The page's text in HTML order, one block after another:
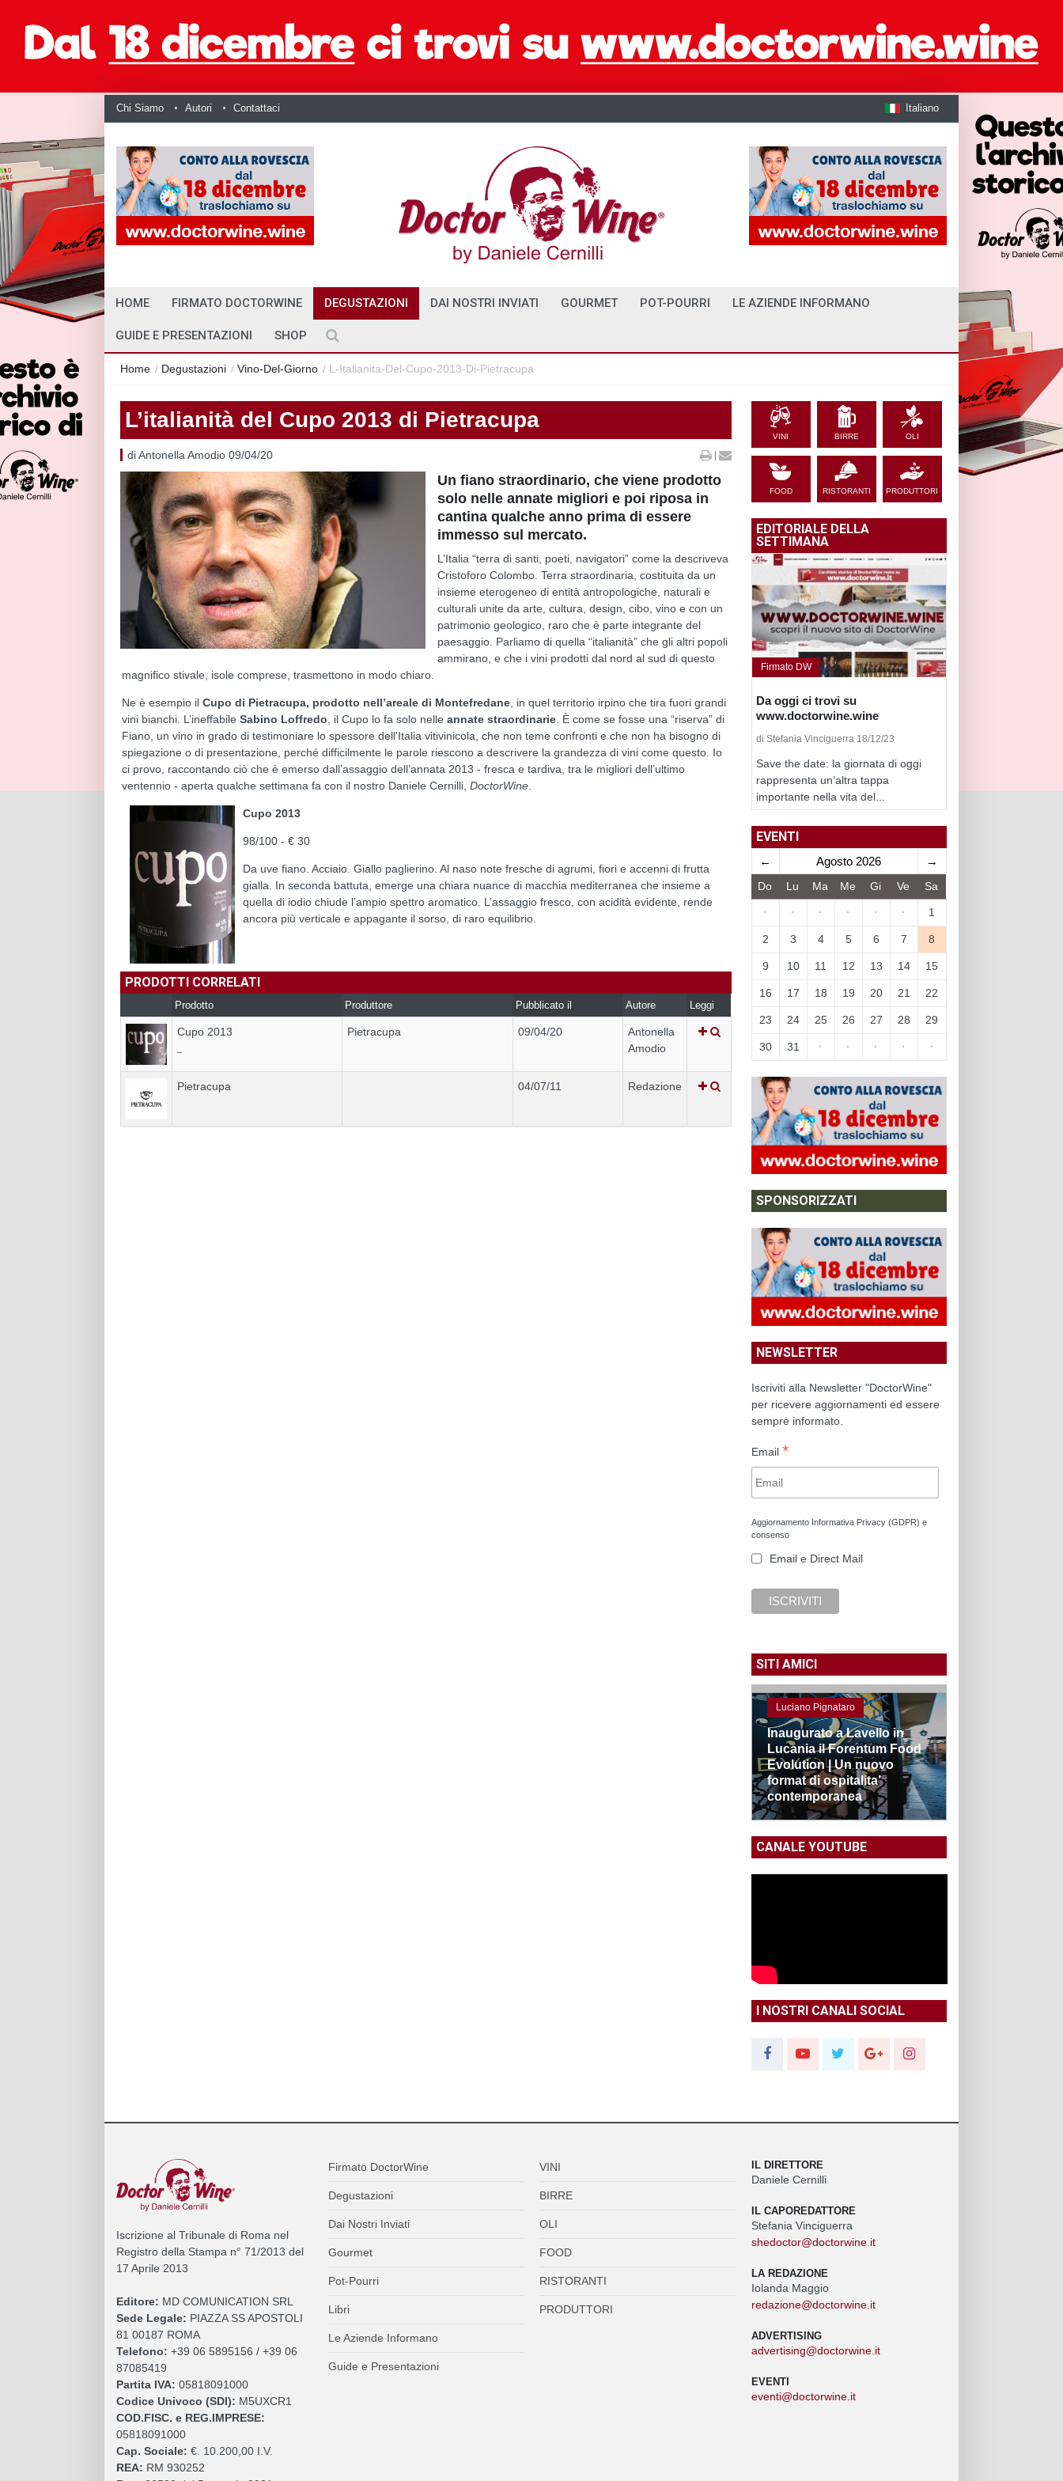
Chi Siamo Autori Contattaci Italiano
HOME FIRMATO DOCTORWINE DEGUSTAZIONI DAI NOSTRI INVIATI GOURMET POT-POURRI LE AZIENDE INFORMANO
GUIDE E PRESENTAZIONI SHOP
Home / Degustazioni / Vino-Del-Giorno / L-Italianita-Del-Cupo-2013-Di-Pietracupa
L’italianità del Cupo 2013 di Pietracupa
di Antonella Amodio 09/04/20 |
Un fiano straordinario, che viene prodotto
solo nelle annate migliori e poi riposa in
cantina qualche anno prima di essere
immesso sul mercato.
L’Italia “terra di santi, poeti, navigatori” come la descriveva
Cristoforo Colombo. Terra straordinaria, costituita da un
insieme eterogeneo di entità antropologiche, naturali e
culturali unite da arte, cultura, design, cibo, vino e con un
patrimonio geologico, raro che è parte integrante del
paesaggio. Parliamo di quella “italianità” che gli altri popoli
ammirano, e che i vini prodotti dal nord al sud di questo
magnifico stivale, isole comprese, trasmettono in modo chiaro.
Ne è esempio il Cupo di Pietracupa, prodotto nell’areale di Montefredane , in quel territorio irpino che tira fuori grandi
vini bianchi. L’ineffabile Sabino Loffredo , il Cupo lo fa solo nelle annate straordinarie . È come se fosse una “riserva” di
Fiano, un vino in grado di testimoniare lo spessore dell'Italia vitivinicola, che non teme confronti e che non ha bisogno di
spiegazione o di presentazione, perché difficilmente le parole riescono a descrivere la grandezza di vini come questo. Io
ci provo, raccontando ciò che è emerso dall’assaggio dell’annata 2013 - fresca e tardiva, tra le migliori dell’ultimo
ventennio - aperta qualche settimana fa con il nostro Daniele Cernilli, DoctorWine
Cupo 2013
98/100 - € 30
Da uve fiano. Acciaio. Giallo paglierino. Al naso note fresche di agrumi, fiori e accenni di frutta
gialla. In seconda battuta, emerge una chiara nuance di macchia mediterranea che insieme a
quella di iodio chiude l’ampio spettro aromatico. L’assaggio fresco, con acidità evidente, rende
ancora più verticale e appagante il sorso, di raro equilibrio.
PRODOTTI CORRELATI
Prodotto Produttore Pubblicato il Autore Leggi
Cupo 2013 Pietracupa 09/04/20
Antonella
Amodio
Pietracupa 04/07/11 Redazione
VINI BIRRE OLI
FOOD RISTORANTI PRODUTTORI
EDITORIALE DELLA
SETTIMANA
Firmato DW
Da oggi ci trovi su
www.doctorwine.wine
di Stefania Vinciguerra 18/12/23
Save the date: la giornata di oggi
rappresenta un’altra tappa
importante nella vita del...
EVENTI
← Agosto 2026 →
Do Lu Ma Me Gi Ve Sa
· · · · · · 1
2 3 4 5 6 7 8
9 10 11 12 13 14 15
16 17 18 19 20 21 22
23 24 25 26 27 28 29
30 31 · · · · ·
SPONSORIZZATI
NEWSLETTER
Iscriviti alla Newsletter "DoctorWine"
per ricevere aggiornamenti ed essere
sempre informato.
Email *
Aggiornamento Informativa Privacy (GDPR) e
consenso
Email e Direct Mail
SITI AMICI
Luciano Pignataro
Inaugurato a Lavello in
Lucania il Forentum Food
Evolution | Un nuovo
format di ospitalita’
contemporanea
CANALE YOUTUBE
I NOSTRI CANALI SOCIAL
Iscrizione al Tribunale di Roma nel
Registro della Stampa n° 71/2013 del
17 Aprile 2013
Editore: MD COMUNICATION SRL
Sede Legale: PIAZZA SS APOSTOLI
81 00187 ROMA
Telefono: +39 06 5895156 / +39 06
87085419
Partita IVA: 05818091000
Codice Univoco (SDI): M5UXCR1
COD.FISC. e REG.IMPRESE:
05818091000
Cap. Sociale: €. 10.200,00 I.V.
REA: RM 930252
Firmato DoctorWine
Degustazioni
Dai Nostri Inviati
Gourmet
Pot-Pourri
Libri
Le Aziende Informano
Guide e Presentazioni
VINI
BIRRE
OLI
FOOD
RISTORANTI
PRODUTTORI
IL DIRETTORE
Daniele Cernilli
IL CAPOREDATTORE
Stefania Vinciguerra
shedoctor@doctorwine.it
LA REDAZIONE
Iolanda Maggio
redazione@doctorwine.it
ADVERTISING
advertising@doctorwine.it
EVENTI
eventi@doctorwine.it